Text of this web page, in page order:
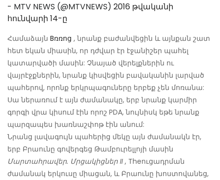
- MTV NEWS (@MTVNEWS) 2016 թվականի
հունվարի 14-ը
Համաձայն Bռռոց , նրանք բաժանվեցին և այնքան շատ
հետ եկան միասին, որ դժվար էր էջանիշեր պահել
կատարվածի մասին: Չնայած վերելքներին ու
վայրէջքներին, նրանք կիսվեցին բավականին լարված
պահերով, որոնք երկրպագուները երբեք չեն մոռանա:
Սա ներառում է այն ժամանակը, երբ նրանք կարմիր
գորգի վրա կիսում էին որոշ PDA, նույնիսկ եթե նրանք
պարզապես խառնաշփոթ էին անում:
Նրանց լավագույն պահերից մեկը այն ժամանակն էր,
երբ Բրաունը գովերգեց Թամբուրելլոյի մասին
Մարտահրավեր. Մրցակիցներ II, Theուցադրման
ժամանակ երկուսը միացան, և Բրաունը խոստովանեց,